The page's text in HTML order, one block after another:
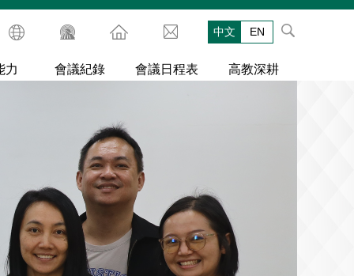
中文 EN
力 會議紀錄 會議日程表 高教深耕